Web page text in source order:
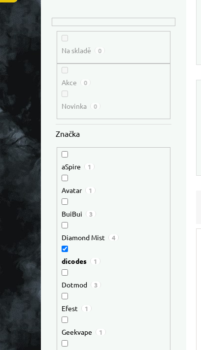
Na skladě 0
Akce 0
Novinka 0
Značka
aSpire 1
Avatar 1
BuiBui 3
Diamond Mist 4
dicodes 1
Dotmod 3
Efest 1
Geekvape 1